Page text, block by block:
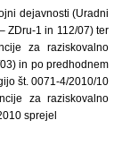
dejavnosti (Uradni
ZDru-1 in 112/07) ter
za raziskovalno
in po predhodnem
št. 0071-4/2010/10
za raziskovalno
sprejel